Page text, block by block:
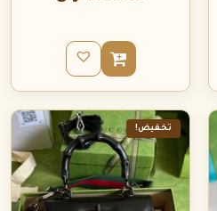
تخفيض!